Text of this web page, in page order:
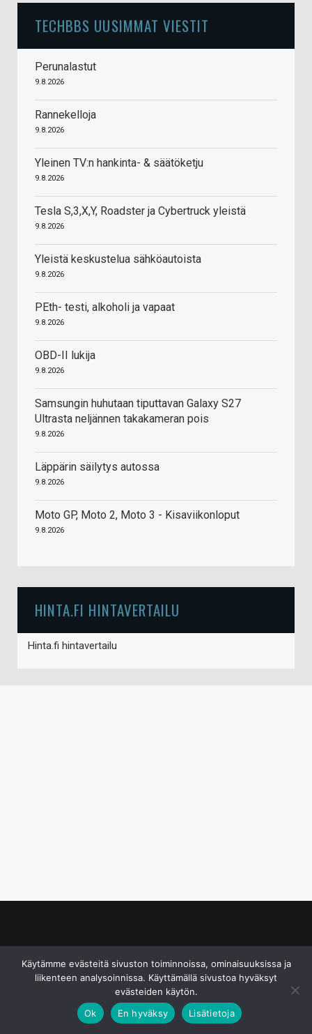
TECHBBS UUSIMMAT VIESTIT
Perunalastut
9.8.2026
Rannekelloja
9.8.2026
Yleinen TV:n hankinta- & säätöketju
9.8.2026
Tesla S,3,X,Y, Roadster ja Cybertruck yleistä
9.8.2026
Yleistä keskustelua sähköautoista
9.8.2026
PEth- testi, alkoholi ja vapaat
9.8.2026
OBD-II lukija
9.8.2026
Samsungin huhutaan tiputtavan Galaxy S27
Ultrasta neljännen takakameran pois
9.8.2026
Läppärin säilytys autossa
9.8.2026
Moto GP, Moto 2, Moto 3 - Kisaviikonloput
9.8.2026
HINTA.FI HINTAVERTAILU
Hinta.fi hintavertailu
Käytämme evästeitä sivuston toiminnoissa, ominaisuuksissa ja
liikenteen analysoinnissa. Käyttämällä sivustoa hyväksyt
evästeiden käytön.
Ok
En hyväksy Lisätietoja